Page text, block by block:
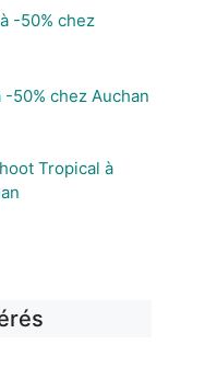
-50% chez
50% chez Auchan
Tropical à